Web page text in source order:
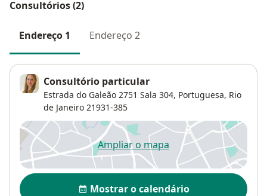
Consultórios (2)
Endereço 1 Endereço 2
Consultório particular
Estrada do Galeão 2751 Sala 304, Portuguesa, Rio
de Janeiro 21931-385
Ampliar o mapaabre num novo separador
Disponibilidade
Mostrar o calendário